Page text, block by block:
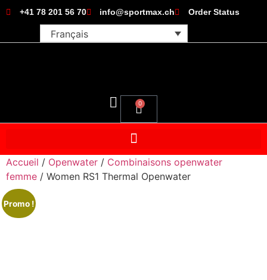
+41 78 201 56 70 info@sportmax.ch Order Status
Français
0
Accueil / Openwater / Combinaisons openwater
femme / Women RS1 Thermal Openwater
Promo !